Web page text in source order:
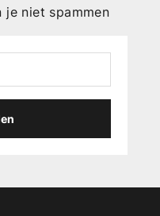
je niet spammen